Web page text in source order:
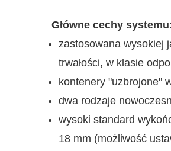
Główne cechy
zastosowana wysokiej
trwałości, w klasie
kontenery "uzbrojone"
dwa rodzaje
wysoki standard
18 mm (możliwość